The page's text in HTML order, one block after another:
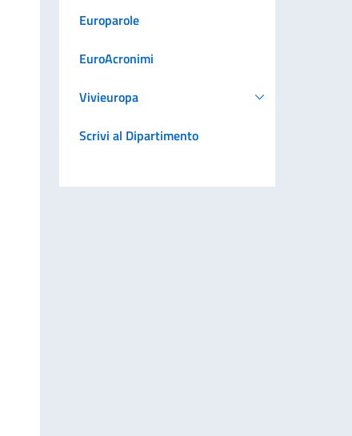
Europarole
EuroAcronimi
Vivieuropa
Scrivi al Dipartimento